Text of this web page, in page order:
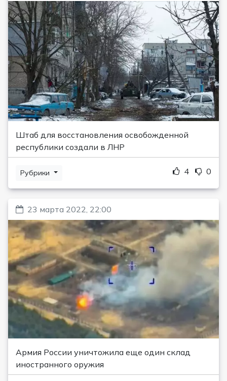
Штаб для восстановления освобожденной
республики создали в ЛНР
Рубрики 4 0
23 марта 2022, 22:00
Армия России уничтожила еще один склад
иностранного оружия